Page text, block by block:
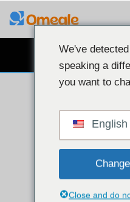
ÜCRETSIZ WEB
We've
speaking a
you want to
English
Close and do